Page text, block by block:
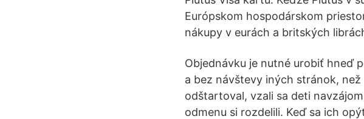
Európskom hospodárskom
nákupy v eurách a britských
Objednávku je nutné urobiť hneď
a bez návštevy iných stránok,
odštartoval, vzali sa deti
odmenu si rozdelili. Keď sa ich